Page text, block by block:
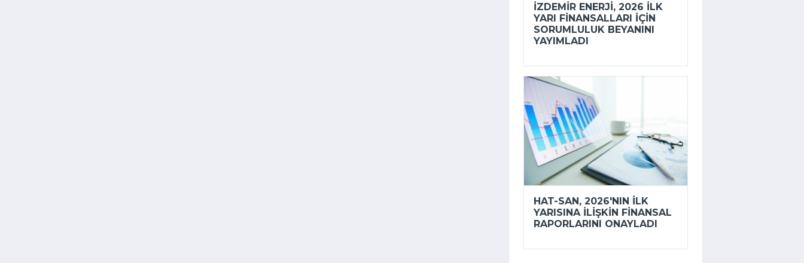
İZDEMİR ENERJI, 2026 ILK
YARI FINANSALLARI IÇIN
SORUMLULUK BEYANINI
YAYIMLADI
HAT-SAN, 2026'NIN ILK
YARISINA ILIŞKIN FINANSAL
RAPORLARINI ONAYLADI